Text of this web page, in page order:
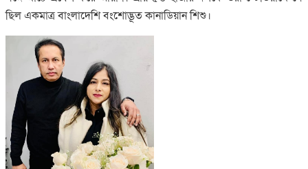
ছিল একমাত্র বাংলাদেশি বংশোদ্ভূত কানাডিয়ান শিশু।